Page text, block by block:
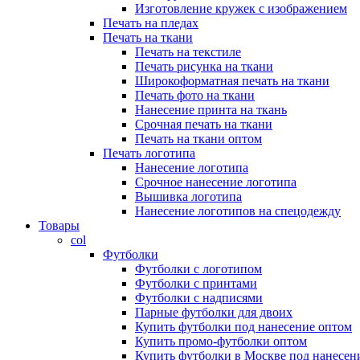
Изготовление кружек с изображением
Печать на пледах
Печать на ткани
Печать на текстиле
Печать рисунка на ткани
Широкоформатная печать на ткани
Печать фото на ткани
Нанесение принта на ткань
Срочная печать на ткани
Печать на ткани оптом
Печать логотипа
Нанесение логотипа
Срочное нанесение логотипа
Вышивка логотипа
Нанесение логотипов на спецодежду
Товары
col
Футболки
Футболки с логотипом
Футболки с принтами
Футболки с надписями
Парные футболки для двоих
Купить футболки под нанесение оптом
Купить промо-футболки оптом
Купить футболки в Москве под